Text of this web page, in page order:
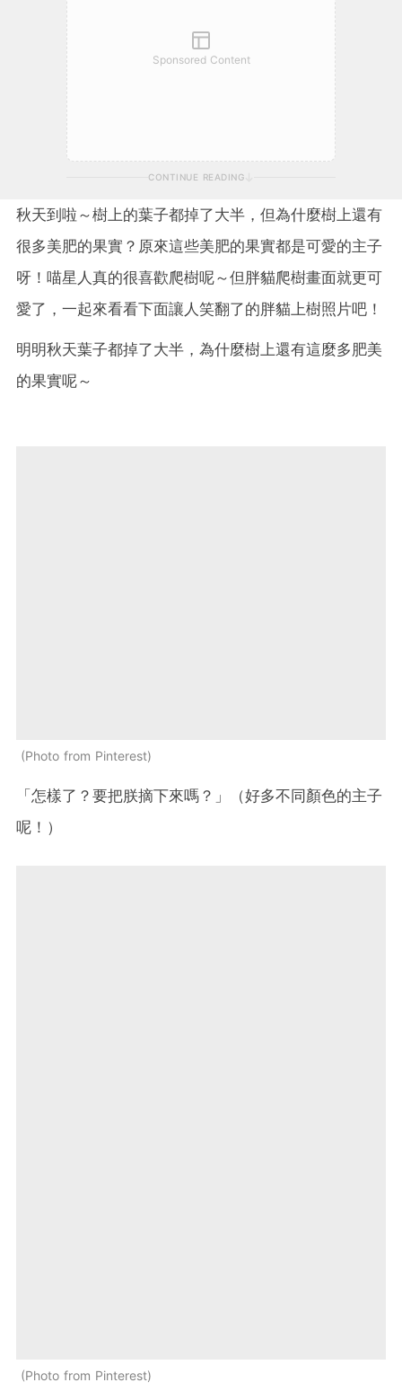
Sponsored Content
CONTINUE READING
秋天到啦～樹上的葉子都掉了大半，但為什麼樹上還有
很多美肥的果實？原來這些美肥的果實都是可愛的主子
呀！喵星人真的很喜歡爬樹呢～但胖貓爬樹畫面就更可
愛了，一起來看看下面讓人笑翻了的胖貓上樹照片吧！
明明秋天葉子都掉了大半，為什麼樹上還有這麼多肥美
的果實呢～
Photo from Pinterest
「怎樣了？要把朕摘下來嗎？」（好多不同顏色的主子
呢！）
Photo from Pinterest